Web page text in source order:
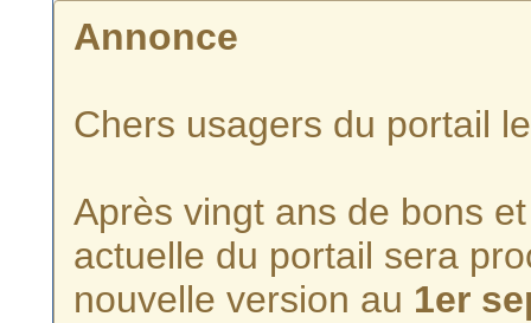
Annonce
Chers usagers du portail
Après vingt ans de bons
actuelle du portail sera
nouvelle version au 1er